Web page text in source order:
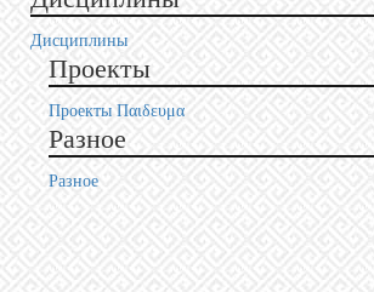
Дисциплины
Проекты
Проекты Пαιδευμα
Разное
Разное